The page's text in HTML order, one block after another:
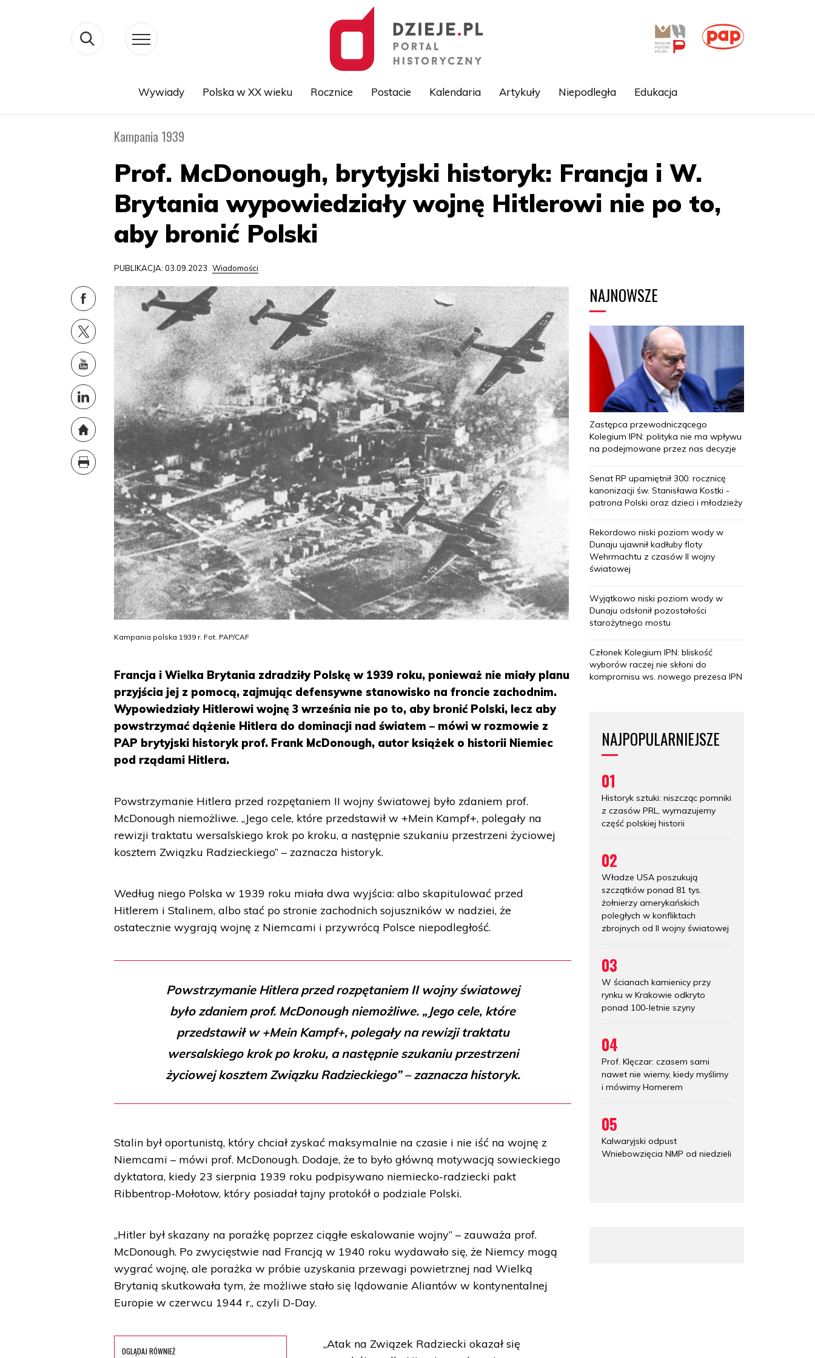
Wywiady Polska w XX wieku Rocznice Postacie Kalendaria Artykuły Niepodległa Edukacja
Kampania 1939
Prof. McDonough, brytyjski historyk: Francja i W.
Brytania wypowiedziały wojnę Hitlerowi nie po to,
aby bronić Polski
PUBLIKACJA: 03.09.2023 Wiadomości
Kampania polska 1939 r. Fot. PAP/CAF
Francja i Wielka Brytania zdradziły Polskę w 1939 roku, ponieważ nie miały planu
przyjścia jej z pomocą, zajmując defensywne stanowisko na froncie zachodnim.
Wypowiedziały Hitlerowi wojnę 3 września nie po to, aby bronić Polski, lecz aby
powstrzymać dążenie Hitlera do dominacji nad światem – mówi w rozmowie z
PAP brytyjski historyk prof. Frank McDonough, autor książek o historii Niemiec
pod rządami Hitlera.
Powstrzymanie Hitlera przed rozpętaniem II wojny światowej było zdaniem prof.
McDonough niemożliwe. „Jego cele, które przedstawił w +Mein Kampf+, polegały na
rewizji traktatu wersalskiego krok po kroku, a następnie szukaniu przestrzeni życiowej
kosztem Związku Radzieckiego” – zaznacza historyk.
Według niego Polska w 1939 roku miała dwa wyjścia: albo skapitulować przed
Hitlerem i Stalinem, albo stać po stronie zachodnich sojuszników w nadziei, że
ostatecznie wygrają wojnę z Niemcami i przywrócą Polsce niepodległość.
Powstrzymanie Hitlera przed rozpętaniem II wojny światowej
było zdaniem prof. McDonough niemożliwe. „Jego cele, które
przedstawił w +Mein Kampf+, polegały na rewizji traktatu
wersalskiego krok po kroku, a następnie szukaniu przestrzeni
życiowej kosztem Związku Radzieckiego” – zaznacza historyk.
Stalin był oportunistą, który chciał zyskać maksymalnie na czasie i nie iść na wojnę z
Niemcami – mówi prof. McDonough. Dodaje, że to było główną motywacją sowieckiego
dyktatora, kiedy 23 sierpnia 1939 roku podpisywano niemiecko-radziecki pakt
Ribbentrop-Mołotow, który posiadał tajny protokół o podziale Polski.
„Hitler był skazany na porażkę poprzez ciągłe eskalowanie wojny” – zauważa prof.
McDonough. Po zwycięstwie nad Francją w 1940 roku wydawało się, że Niemcy mogą
wygrać wojnę, ale porażka w próbie uzyskania przewagi powietrznej nad Wielką
Brytanią skutkowała tym, że możliwe stało się lądowanie Aliantów w kontynentalnej
Europie w czerwcu 1944 r., czyli D-Day.
OGLĄDAJ RÓWNIEŻ
„Atak na Związek Radziecki okazał się
NAJNOWSZE
Zastępca przewodniczącego
Kolegium IPN: polityka nie ma wpływu
na podejmowane przez nas decyzje
Senat RP upamiętnił 300. rocznicę
kanonizacji św. Stanisława Kostki -
patrona Polski oraz dzieci i młodzieży
Rekordowo niski poziom wody w
Dunaju ujawnił kadłuby floty
Wehrmachtu z czasów II wojny
światowej
Wyjątkowo niski poziom wody w
Dunaju odsłonił pozostałości
starożytnego mostu
Członek Kolegium IPN: bliskość
wyborów raczej nie skłoni do
kompromisu ws. nowego prezesa IPN
NAJPOPULARNIEJSZE
01
Historyk sztuki: niszcząc pomniki
z czasów PRL, wymazujemy
część polskiej historii
02
Władze USA poszukują
szczątków ponad 81 tys.
żołnierzy amerykańskich
poległych w konfliktach
zbrojnych od II wojny światowej
03
W ścianach kamienicy przy
rynku w Krakowie odkryto
ponad 100-letnie szyny
04
Prof. Klęczar: czasem sami
nawet nie wiemy, kiedy myślimy
i mówimy Homerem
05
Kalwaryjski odpust
Wniebowzięcia NMP od niedzieli